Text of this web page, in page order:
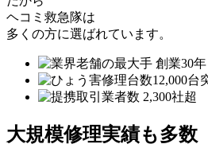
ヘコミ救急隊は
多くの方に選ばれています。
大規模修理実績も多数